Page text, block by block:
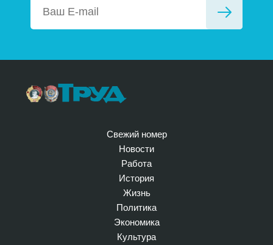
Свежий номер
Новости
Работа
История
Жизнь
Политика
Экономика
Культура